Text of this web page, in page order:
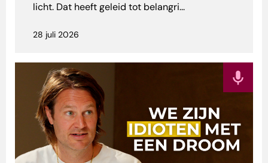
licht. Dat heeft geleid tot belangri...
28 juli 2026